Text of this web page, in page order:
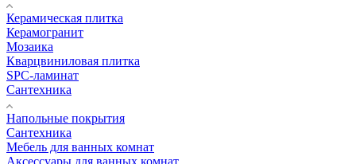
Керамическая плитка
Керамогранит
Мозаика
Кварцвиниловая плитка
SPC-ламинат
Сантехника
Напольные покрытия
Сантехника
Мебель для ванных комнат
Аксессуары для ванных комнат